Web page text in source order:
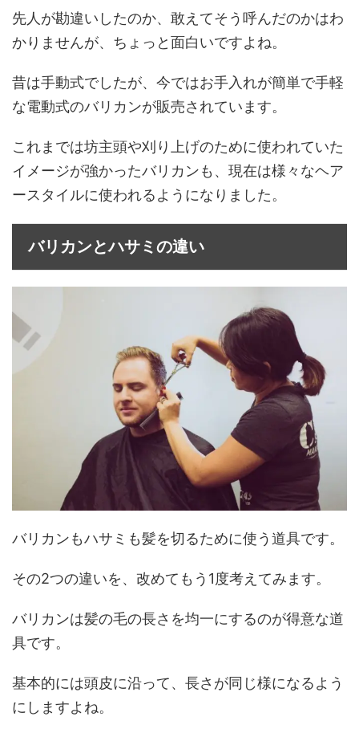
先人が勘違いしたのか、敢えてそう呼んだのかはわ
かりませんが、ちょっと面白いですよね。
昔は手動式でしたが、今ではお手入れが簡単で手軽
な電動式のバリカンが販売されています。
これまでは坊主頭や刈り上げのために使われていた
イメージが強かったバリカンも、現在は様々なヘア
ースタイルに使われるようになりました。
バリカンとハサミの違い
バリカンもハサミも髪を切るために使う道具です。
その2つの違いを、改めてもう1度考えてみます。
バリカンは髪の毛の長さを均一にするのが得意な道
具です。
基本的には頭皮に沿って、長さが同じ様になるよう
にしますよね。